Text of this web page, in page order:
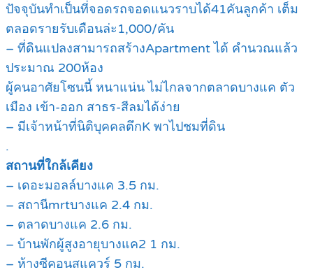
ปัจจุบันทำเป็นที่จอดรถจอดแนวราบได้41คันลูกค้า เต็ม
ตลอดรายรับเดือนล่ะ1,000/คัน
– ที่ดินแปลงสามารถสร้างApartment ได้ คำนวณแล้ว
ประมาณ 200ห้อง
ผู้คนอาศัยโซนนี้ หนาแน่น ไม่ไกลจากตลาดบางแค ตัว
เมือง เข้า-ออก สาธร-สีลมได้ง่าย
– มีเจ้าหน้าที่นิติบุคคลตึกK พาไปชมที่ดิน
.
สถานที่ใกล้เคียง
– เดอะมอลล์บางแค 3.5 กม.
– สถานีmrtบางแค 2.4 กม.
– ตลาดบางแค 2.6 กม.
– บ้านพักผู้สูงอายุบางแค2 1 กม.
– ห้างซีคอนสแควร์ 5 กม.